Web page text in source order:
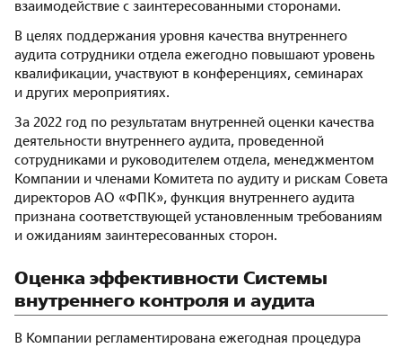
взаимодействие с заинтересованными сторонами.
В целях поддержания уровня качества внутреннего
аудита сотрудники отдела ежегодно повышают уровень
квалификации, участвуют в конференциях, семинарах
и других мероприятиях.
За 2022 год по результатам внутренней оценки качества
деятельности внутреннего аудита, проведенной
сотрудниками и руководителем отдела, менеджментом
Компании и членами Комитета по аудиту и рискам Совета
директоров АО «ФПК», функция внутреннего аудита
признана соответствующей установленным требованиям
и ожиданиям заинтересованных сторон.
Оценка эффективности Системы
внутреннего контроля и аудита
В Компании регламентирована ежегодная процедура